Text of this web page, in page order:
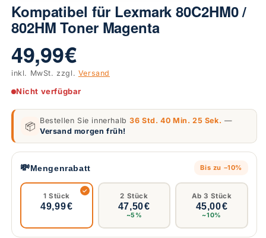
Kompatibel für Lexmark 80C2HM0 /
802HM Toner Magenta
49,99 €
inkl. MwSt. zzgl. Versand
Nicht verfügbar
📦 Bestellen Sie innerhalb36 Std. 40 Min. 24 Sek. —
Versand morgen früh!
💸Mengenrabatt Bis zu −10%
1 Stück
49,99 €
2 Stück
47,50 €
~5%
Ab 3 Stück
45,00 €
~10%